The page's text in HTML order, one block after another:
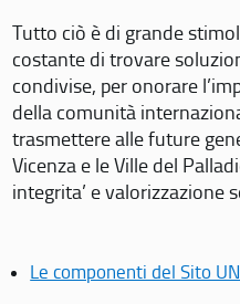
Tutto ciò è di grande
costante di trovare
condivise, per onorare
della comunità
trasmettere alle future
Vicenza e le Ville del
integrita’ e valorizzazione
Le componenti del Sito